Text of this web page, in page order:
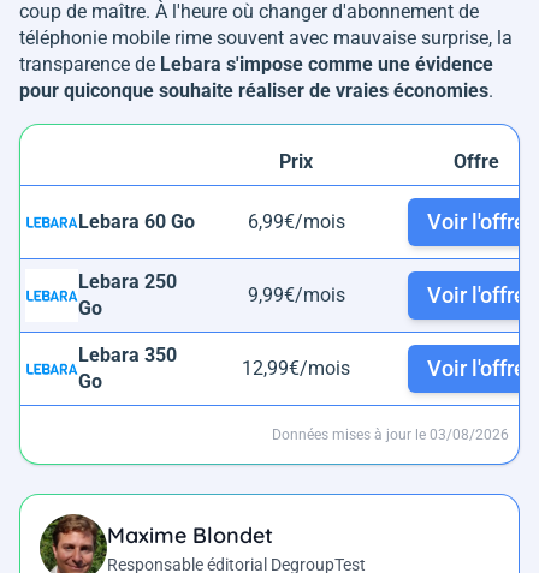
coup de maître. À l'heure où changer d'abonnement de
téléphonie mobile rime souvent avec mauvaise surprise, la
transparence de Lebara s'impose comme une évidence
pour quiconque souhaite réaliser de vraies économies.
Prix Offre
Lebara 60 Go 6,99€/mois Voir l'offre
Lebara 250
Go
9,99€/mois Voir l'offre
Lebara 350
Go
12,99€/mois Voir l'offre
Données mises à jour le 03/08/2026
Maxime Blondet
Responsable éditorial DegroupTest